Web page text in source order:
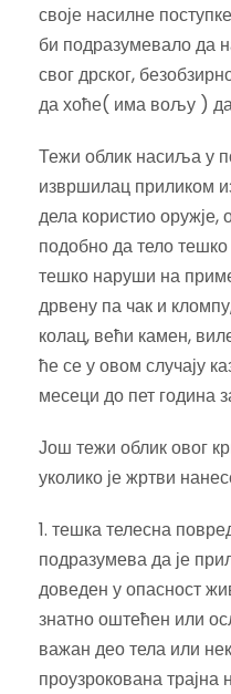
своје насилне
би подразумевало да
свог дрског,
да хоће( има вољу )
Тежи облик насиља у
извршилац приликом
дела користио
подобно да тело
тешко наруши на
дрвену па чак и
колац, већи камен,
ће се у овом случају
месеци до пет година
Још тежи облик овог
уколико је жртви
1. тешка телесна
подразумева да је
доведен у опасност
знатно оштећен или
важан део тела или
проузрокована трајна